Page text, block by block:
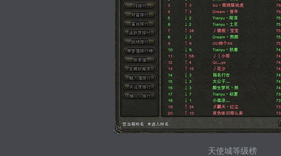
天使城等级榜